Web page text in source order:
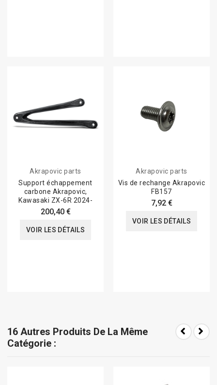
Akrapovic parts
Support échappement
carbone Akrapovic,
Kawasaki ZX-6R 2024-
200,40 €
VOIR LES DÉTAILS
Akrapovic parts
Vis de rechange Akrapovic
FB157
7,92 €
VOIR LES DÉTAILS
16 Autres Produits De La Même
Catégorie :